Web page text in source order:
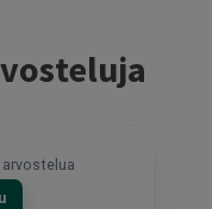
arvostelua